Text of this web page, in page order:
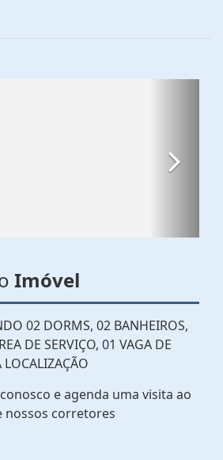
Imóvel
02 DORMS, 02 BANHEIROS,
DE SERVIÇO, 01 VAGA DE
e agenda uma visita ao
nossos corretores